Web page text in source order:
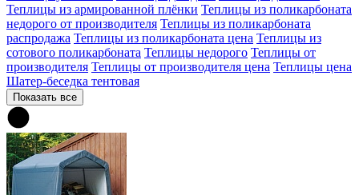
Теплицы из армированной плёнки Теплицы из поликарбоната
недорого от производителя Теплицы из поликарбоната
распродажа Теплицы из поликарбоната цена Теплицы из
сотового поликарбоната Теплицы недорого Теплицы от
производителя Теплицы от производителя цена Теплицы цена
Шатер-беседка тентовая
Показать все